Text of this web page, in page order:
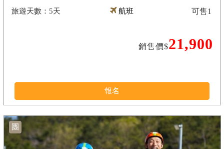
5天 航班
銷售價$21,900
可售1
報名
團